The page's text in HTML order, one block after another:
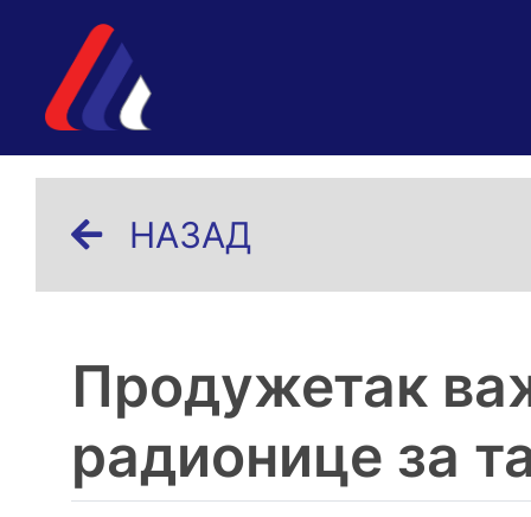
НАЗАД
Продужетак
радионице за